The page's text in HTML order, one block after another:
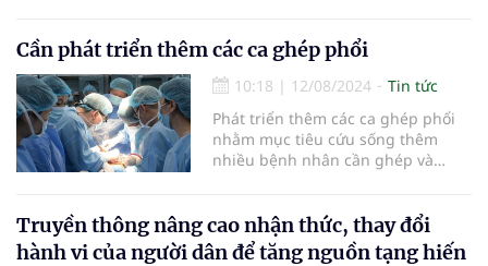
Cần phát triển thêm các ca ghép phổi
10:18 | 12/08/2024
Tin tức
Phát triển thêm các ca ghép phổi
nhằm mục tiêu cứu sống thêm
nhiều bệnh nhân cần ghép và
ghép phổi là một kỹ thuật khó nhất
của ghép tạng.
Truyền thông nâng cao nhận thức, thay đổi
hành vi của người dân để tăng nguồn tạng hiến